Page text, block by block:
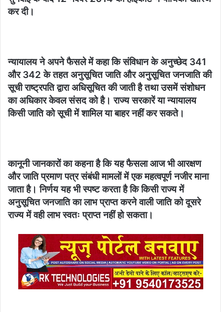
कर दी।
न्यायालय ने अपने फैसले में कहा कि संविधान के अनुच्छेद 341
और 342 के तहत अनुसूचित जाति और अनुसूचित जनजाति की
सूची राष्ट्रपति द्वारा अधिसूचित की जाती है तथा उसमें संशोधन
का अधिकार केवल संसद को है। राज्य सरकारें या न्यायालय
किसी जाति को सूची में शामिल या बाहर नहीं कर सकते।
कानूनी जानकारों का कहना है कि यह फैसला आज भी आरक्षण
और जाति प्रमाण पत्र संबंधी मामलों में एक महत्वपूर्ण नजीर माना
जाता है। निर्णय यह भी स्पष्ट करता है कि किसी राज्य में
अनुसूचित जनजाति का लाभ प्राप्त करने वाली जाति को दूसरे
राज्य में वही लाभ स्वतः प्राप्त नहीं हो सकता।